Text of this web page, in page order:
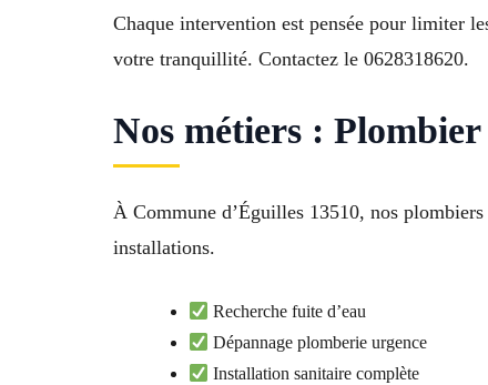
Chaque intervention est pensée pour limiter
votre tranquillité. Contactez le 0628318620.
Nos métiers :
À Commune d’Éguilles 13510, nos
installations.
Recherche fuite d’eau
Dépannage plomberie urgence
Installation sanitaire complète